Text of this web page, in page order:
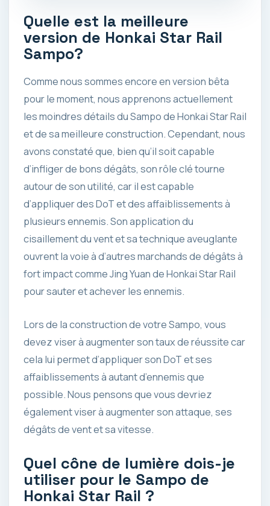
Quelle est la meilleure
version de Honkai Star Rail
Sampo?
Comme nous sommes encore en version bêta
pour le moment, nous apprenons actuellement
les moindres détails du Sampo de Honkai Star Rail
et de sa meilleure construction. Cependant, nous
avons constaté que, bien qu’il soit capable
d’infliger de bons dégâts, son rôle clé tourne
autour de son utilité, car il est capable
d’appliquer des DoT et des affaiblissements à
plusieurs ennemis. Son application du
cisaillement du vent et sa technique aveuglante
ouvrent la voie à d’autres marchands de dégâts à
fort impact comme Jing Yuan de Honkai Star Rail
pour sauter et achever les ennemis.
Lors de la construction de votre Sampo, vous
devez viser à augmenter son taux de réussite car
cela lui permet d’appliquer son DoT et ses
affaiblissements à autant d’ennemis que
possible. Nous pensons que vous devriez
également viser à augmenter son attaque, ses
dégâts de vent et sa vitesse.
Quel cône de lumière dois-je
utiliser pour le Sampo de
Honkai Star Rail ?